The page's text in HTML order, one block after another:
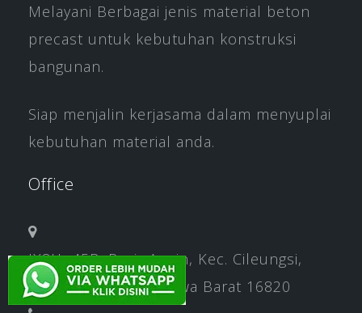
Melayani Berbagai jenis material beton
precast untuk kebutuhan konstruksi
bangunan.
Siap menjalin kerjasama dalam menyuplai
kebutuhan material anda.
Office
JX8H+45R, Pasir Angin, Kec. Cileungsi,
Kabupaten Bogor, Jawa Barat 16820